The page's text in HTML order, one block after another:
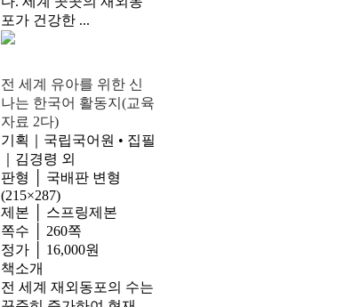
포가 건강한 ...
전 세계 유아를 위한 신
나는 한국어 활동지(교육
자료 2다)
기획｜국립국어원 • 집필
｜김경령 외
판형 │ 국배판 변형
(215×287)
제본 │ 스프링제본
쪽수 │ 260쪽
정가 │ 16,000원
책소개
전 세계 재외동포의 수는